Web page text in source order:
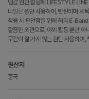
냉감 원단 활용해 LIFESTYLE
나일론 원단 사용하여, 탄탄하며 세
착용 시 편안함을 위해 허리 E-
깔끔한 외관으로, 야외 활동 뿐만
구김이 잘 가지 않는 원단 사용하여,
원산지
중국